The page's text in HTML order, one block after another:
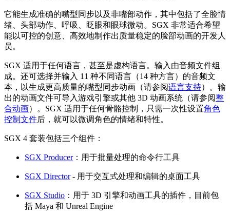
它能生成准确的嘴型同步以及非嘴部动作，其中包括了全脸情
绪、头部动作、呼吸、眨眼和眼球微动。SGX 非常适合希望
能以可控的创意、高效地制作出质量稳定的脸部动画的开发人
员。
SGX 适用于任何语言，甚至是虚构语言。输入由音频文件组
成。还可选择并输入 11 种不同语言（14 种方言）的音频文
本，以生成更高质量的嘴型同步动画（请参阅语言支持）。输
出的动画文件可导入游戏引擎或其他 3D 动画系统（请参阅整
合动画）。SGX 适用于任何骨骼控制，只需一次性设置角色
控制文件后，就可以微调角色的情绪和特性。
SGX 4 套装包括三个组件：
SGX Producer：用于批量处理的命令行工具
SGX Director- 用于交互式处理和编辑的桌面工具
SGX Studio ：用于 3D 引擎和动画工具的插件，目前包
括 Maya 和 Unreal Engine